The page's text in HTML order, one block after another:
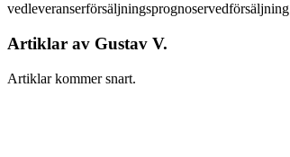
vedleveranserförsäljningsprognoservedförsäljning
Artiklar av Gustav V.
Artiklar kommer snart.